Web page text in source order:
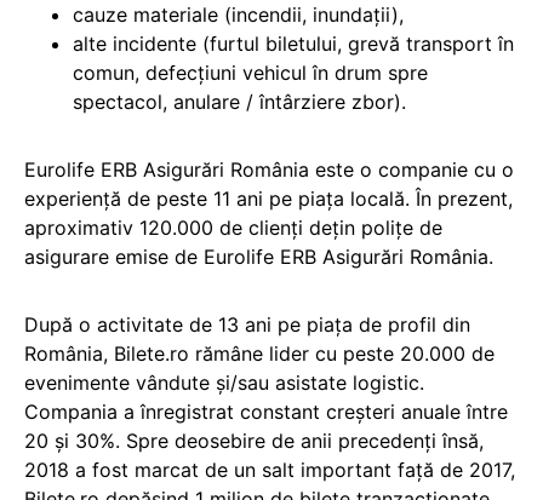
cauze materiale (incendii, inundații),
alte incidente (furtul biletului, grevă transport în
comun, defecțiuni vehicul în drum spre
spectacol, anulare / întârziere zbor).
Eurolife ERB Asigurări România este o companie cu o
experiență de peste 11 ani pe piața locală. În prezent,
aproximativ 120.000 de clienți dețin polițe de
asigurare emise de Eurolife ERB Asigurări România.
După o activitate de 13 ani pe piața de profil din
România, Bilete.ro rămâne lider cu peste 20.000 de
evenimente vândute și/sau asistate logistic.
Compania a înregistrat constant creșteri anuale între
20 și 30%. Spre deosebire de anii precedenți însă,
2018 a fost marcat de un salt important față de 2017,